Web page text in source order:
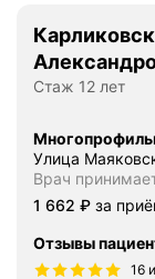
Стаж 12 лет
Улица
Врач
Цена
1662
1 662 ₽ за
Отзывы
16